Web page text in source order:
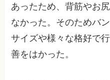
あったため、背筋やお
なかった。そのためバ
サイズや様々な格好で
善をはかった。